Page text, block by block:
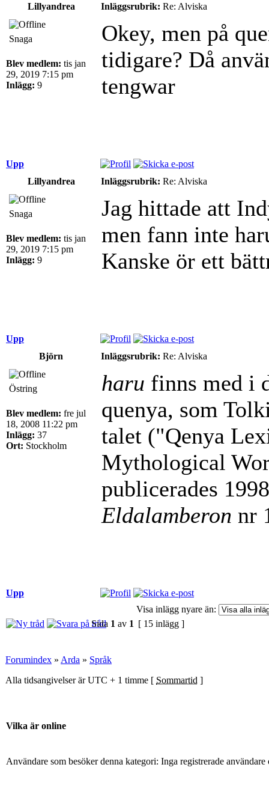
Lillyandrea
Inläggsrubrik: Re: Alviska
Snaga
Blev medlem: tis jan
29, 2019 7:15 pm
Inlägg: 9
Okey, men på
tidigare? Då
tengwar
Upp
Lillyandrea
Inläggsrubrik: Re: Alviska
Snaga
Blev medlem: tis jan
29, 2019 7:15 pm
Inlägg: 9
Jag hittade att
men fann inte
Kanske ör ett
Upp
Björn
Inläggsrubrik: Re: Alviska
Östring
Blev medlem: fre jul
18, 2008 11:22 pm
Inlägg: 37
Ort: Stockholm
haru finns med i
quenya, som
talet ("Qenya
Mythological
publicerades
Eldalamberon nr
Upp
Visa inlägg nyare än:
Sida 1 av 1 [ 15 inlägg ]
Forumindex » Arda » Språk
Alla tidsangivelser är UTC + 1 timme [ Sommartid ]
Vilka är online
Användare som besöker denna kategori: Inga registrerade användare